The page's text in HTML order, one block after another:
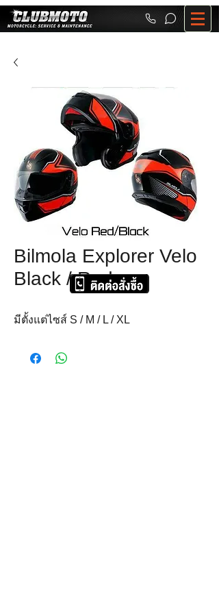
Bilmola Explorer Velo
Black / Red
มีตั้งแต่ไซส์ S / M / L / XL